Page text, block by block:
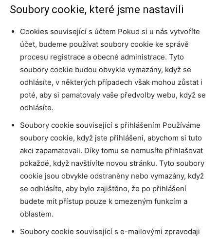
Soubory cookie, které jsme nastavili
Cookies související s účtem Pokud si u nás vytvoříte
účet, budeme používat soubory cookie ke správě
procesu registrace a obecné administrace. Tyto
soubory cookie budou obvykle vymazány, když se
odhlásíte, v některých případech však mohou zůstat i
poté, aby si pamatovaly vaše předvolby webu, když se
odhlásíte.
Soubory cookie související s přihlášením Používáme
soubory cookie, když jste přihlášeni, abychom si tuto
akci zapamatovali. Díky tomu se nemusíte přihlašovat
pokaždé, když navštívíte novou stránku. Tyto soubory
cookie jsou obvykle odstraněny nebo vymazány, když
se odhlásíte, aby bylo zajištěno, že po přihlášení
budete mít přístup pouze k omezeným funkcím a
oblastem.
Soubory cookie související s e-mailovými zpravodaji